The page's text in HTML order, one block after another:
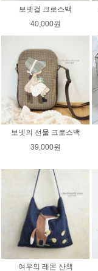
보넷걸 크로스백
40,000원
보넷의 선물 크로스백
39,000원
여우의 레몬 산책